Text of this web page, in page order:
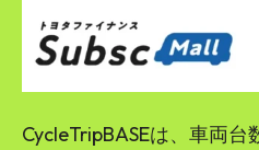
CycleTripBASEは、車両